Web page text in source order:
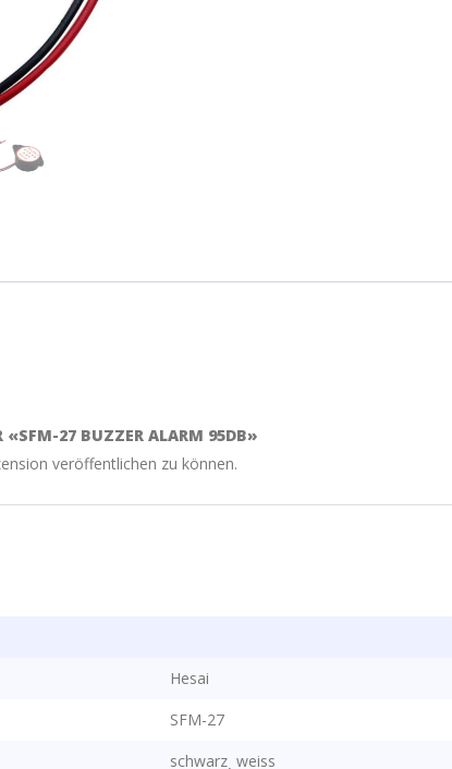
«SFM-27 BUZZER ALARM 95DB»
veröffentlichen zu können.
Hesai
SFM-27
schwarz, weiss